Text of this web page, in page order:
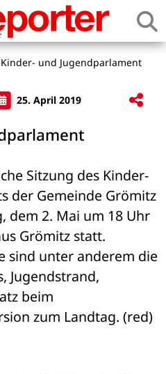
Kinder- und Jugendparlament
25. April 2019
Sitzung des Kinder-
der Gemeinde Grömitz
dem 2. Mai um 18 Uhr
Grömitz statt.
sind unter anderem die
Jugendstrand,
beim
zum Landtag. (red)